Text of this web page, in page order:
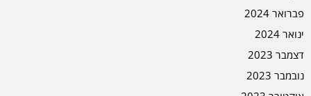
פברואר 2024
ינואר 2024
דצמבר 2023
נובמבר 2023